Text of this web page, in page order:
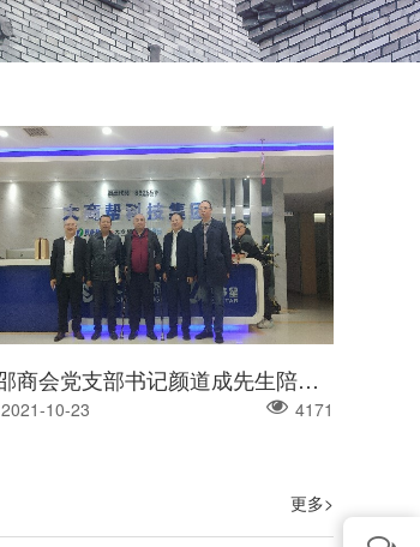
新邵商会党支部书记颜道成先生陪同颜氏族长一行莅临名门修谱总部考察
2021-10-23 4171
更多>